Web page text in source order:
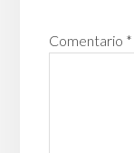
Comentario *